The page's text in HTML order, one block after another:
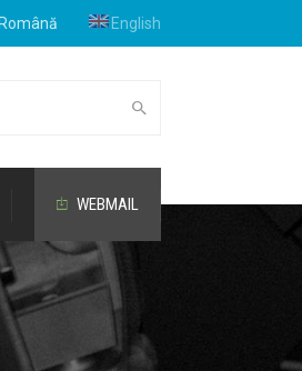
Română English
WEBMAIL